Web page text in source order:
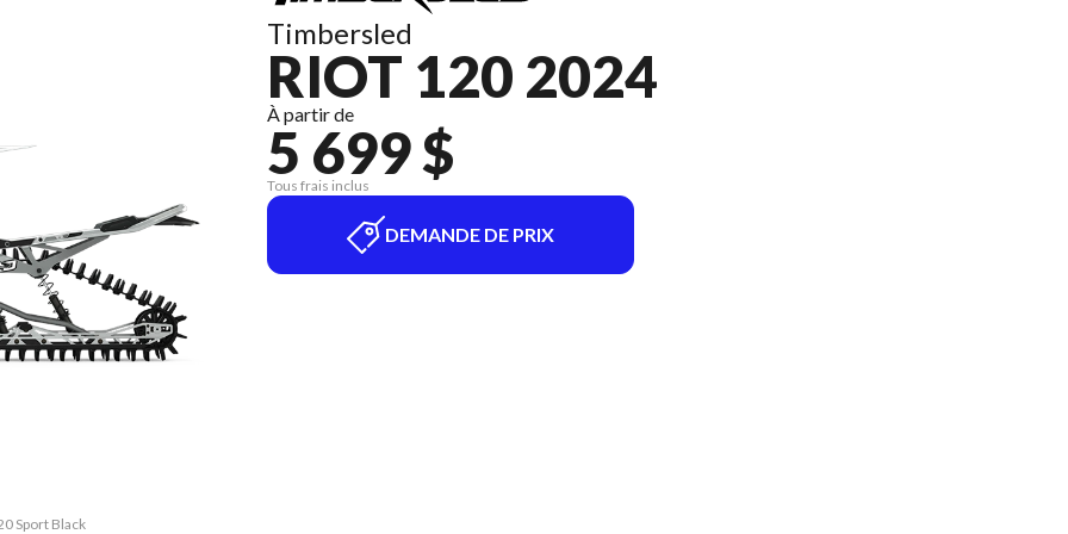
Sport Black
Timbersled
RIOT 120 2024
À partir de
5 699 $
Tous frais inclus
DEMANDE DE PRIX